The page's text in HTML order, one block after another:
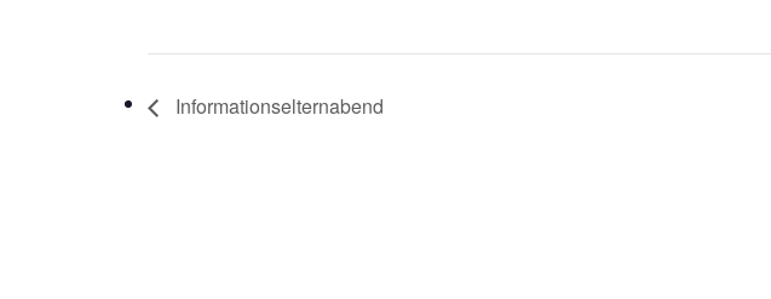
Informationselternabend